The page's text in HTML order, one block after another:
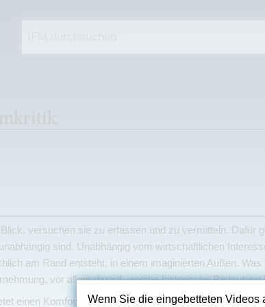
versuchen sie zu erfassen und zu vermitteln. Dafür
sind. Unabhängig vom wirtschaftlichen
am Rand entsteht, in einem imaginierten Außen.
vor allem darauf, welche historische Bedeutung
einen Komfort, auch einen echten Schutz davor,
Wenn Sie die eingebetteten Videos